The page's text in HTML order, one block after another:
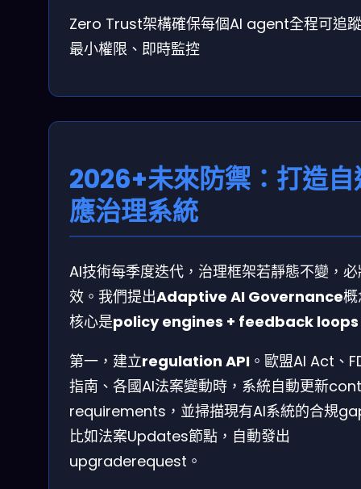
Zero Trust架構確保每個AI agent全程可追
最小權限、即時監控
2026+未來防禦：打造自
應治理系統
AI技術每季度迭代，治理框架若靜態不變，
效。我們提出Adaptive AI Governance
核心是policy engines + feedback loops
第一，建立regulation API 。歐盟AI Act、
指南、各國AI法案變動時，系統自動更新
requirements，並掃描現有AI系統的合規
比如法案Updates節點，自動發出
upgraderequest。